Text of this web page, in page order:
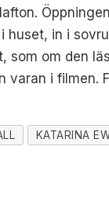
in i
som om den
varan i
KATARINA